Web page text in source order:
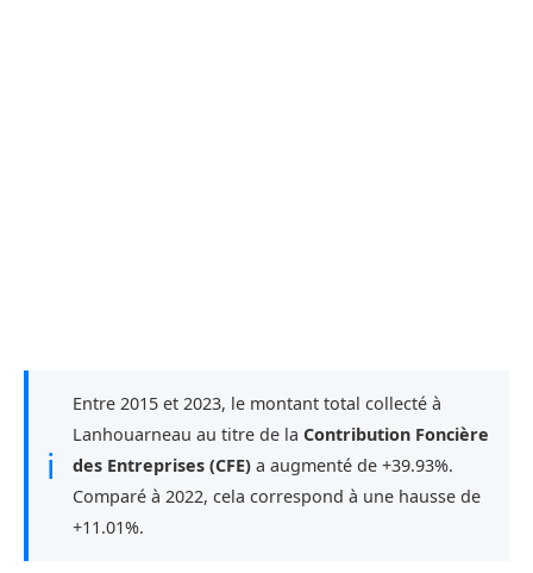
ℹ
Entre 2015 et 2023, le montant total collecté à
Lanhouarneau au titre de la Contribution Foncière
des Entreprises (CFE) a augmenté de +39.93%.
Comparé à 2022, cela correspond à une hausse de
+11.01%.